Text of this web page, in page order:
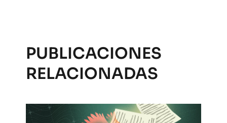
PUBLICACIONES
RELACIONADAS